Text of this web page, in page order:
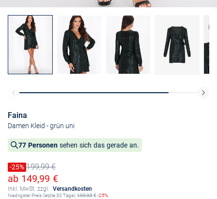
Faina
Damen Kleid - grün uni
77 Personen sehen sich das gerade an.
Preis reduziert um
-25%
Alter Preis199,99 €
Ermäßigter Preis
ab 149,99 €
Inkl. MwSt. zzgl. Versandkosten
Niedrigster Preis (letzte 30 Tage):199,99€ -25%